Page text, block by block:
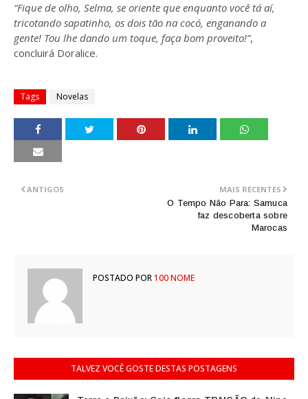
“Fique de olho, Selma, se oriente que enquanto você tá aí,
tricotando sapatinho, os dois tão na cocó, enganando a
gente! Tou lhe dando um toque, faça bom proveito!”,
concluirá Doralice.
Tags Novelas
MAIS RECENTES
O Tempo Não Para: Samuca
faz descoberta sobre
Marocas
ANTIGOS
POSTADO POR100 NOME
TALVEZ VOCÊ GOSTE DESTAS POSTAGENS